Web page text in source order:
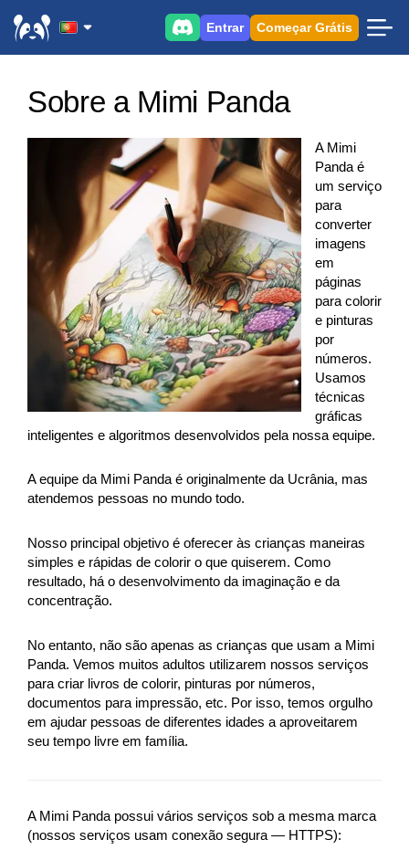
Entrar Começar Grátis
Sobre a Mimi Panda
A Mimi
Panda é
um serviço
para
converter
imagens
em
páginas
para colorir
e pinturas
por
números.
Usamos
técnicas
gráficas
inteligentes e algoritmos desenvolvidos pela nossa equipe.
A equipe da Mimi Panda é originalmente da Ucrânia, mas
atendemos pessoas no mundo todo.
Nosso principal objetivo é oferecer às crianças maneiras
simples e rápidas de colorir o que quiserem. Como
resultado, há o desenvolvimento da imaginação e da
concentração.
No entanto, não são apenas as crianças que usam a Mimi
Panda. Vemos muitos adultos utilizarem nossos serviços
para criar livros de colorir, pinturas por números,
documentos para impressão, etc. Por isso, temos orgulho
em ajudar pessoas de diferentes idades a aproveitarem
seu tempo livre em família.
A Mimi Panda possui vários serviços sob a mesma marca
(nossos serviços usam conexão segura — HTTPS):